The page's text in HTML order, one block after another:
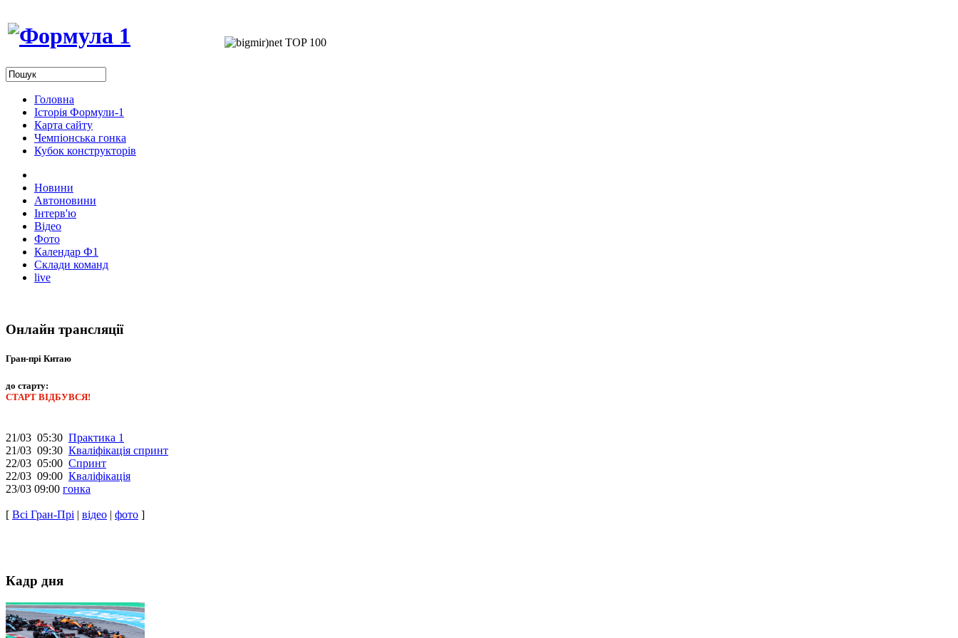
Головна
Історія Формули-1
Карта сайту
Чемпіонська гонка
Кубок конструкторів
Новини
Автоновини
Інтерв'ю
Відео
Фото
Календар Ф1
Склади команд
live
Онлайн трансляції
Гран-прі Китаю
до старту:
СТАРТ ВІДБУВСЯ!
21/03 05:30 Практика 1
21/03 09:30 Кваліфікація спринт
22/03 05:00 Спринт
22/03 09:00 Кваліфікація
23/03 09:00 гонка
[ Всі Гран-Прі | відео | фото ]
Кадр дня